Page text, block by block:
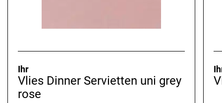
Ihr
Vlies Dinner Servietten uni grey
rose